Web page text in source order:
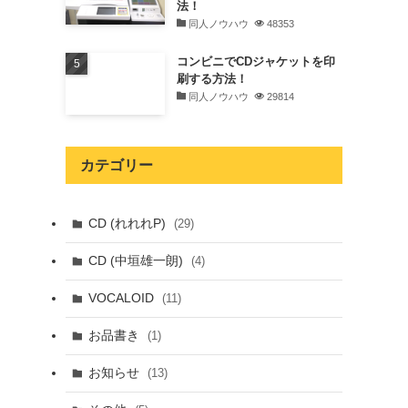
法！
同人ノウハウ 48353
コンビニでCDジャケットを印
刷する方法！
同人ノウハウ 29814
カテゴリー
CD (れれれP) (29)
CD (中垣雄一朗) (4)
VOCALOID (11)
お品書き (1)
お知らせ (13)